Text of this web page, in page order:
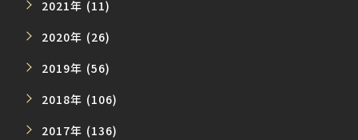
2021年 (11)
2020年 (26)
2019年 (56)
2018年 (106)
2017年 (136)